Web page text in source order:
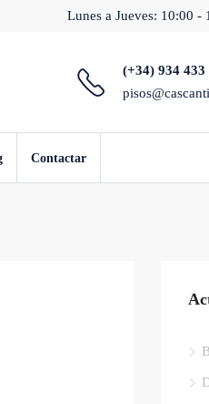
Lunes a Jueves: 10:00
(+34) 934 433
Contactar